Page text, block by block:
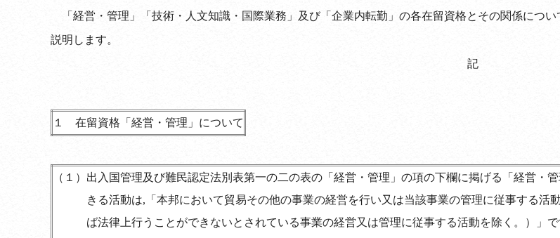
「経営・管理」「技術・人文知識・国際業務」及び「企業内転勤」の各在留資格とその関係につ
説明します。
記
１ 在留資格「経営・管理」について
（１） 出入国管理及び難民認定法別表第一の二の表の「経営・管理」の項の下欄に掲げる「経営・
きる活動は, 「本邦において貿易その他の事業の経営を行い又は当該事業の管理に従事する
ば法律上行うことができないとされている事業の経営又は管理に従事する活動を除く。）」で